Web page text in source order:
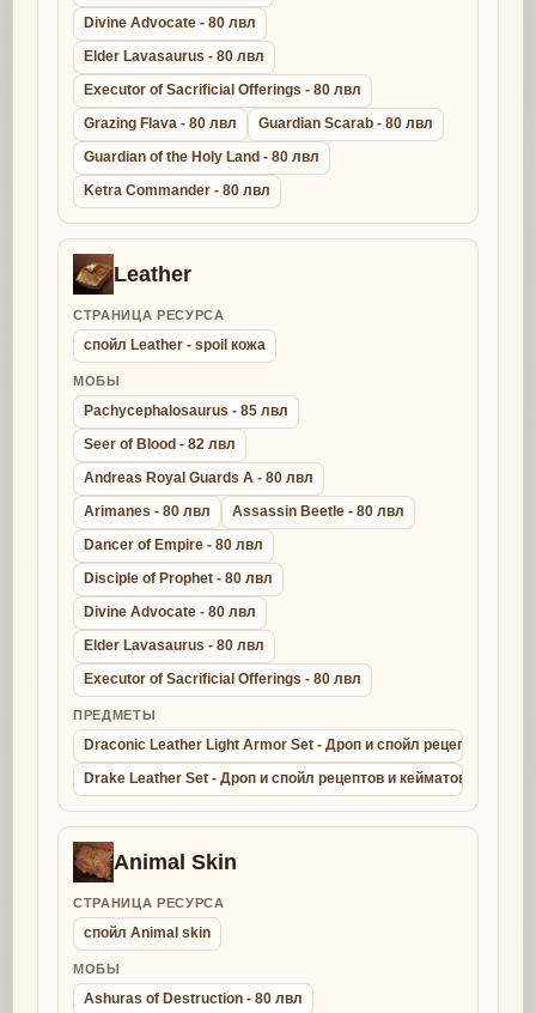
Divine Advocate - 80 лвл
Elder Lavasaurus - 80 лвл
Executor of Sacrificial Offerings - 80 лвл
Grazing Flava - 80 лвл
Guardian Scarab - 80 лвл
Guardian of the Holy Land - 80 лвл
Ketra Commander - 80 лвл
Leather
СТРАНИЦА РЕСУРСА
спойл Leather - spoil кожа
МОБЫ
Pachycephalosaurus - 85 лвл
Seer of Blood - 82 лвл
Andreas Royal Guards A - 80 лвл
Arimanes - 80 лвл
Assassin Beetle - 80 лвл
Dancer of Empire - 80 лвл
Disciple of Prophet - 80 лвл
Divine Advocate - 80 лвл
Elder Lavasaurus - 80 лвл
Executor of Sacrificial Offerings - 80 лвл
ПРЕДМЕТЫ
Draconic Leather Light Armor Set - Дроп и спойл рецептов и
Drake Leather Set - Дроп и спойл рецептов и кейматов - крафт
Animal Skin
СТРАНИЦА РЕСУРСА
спойл Animal skin
МОБЫ
Ashuras of Destruction - 80 лвл